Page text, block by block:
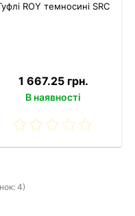
ROY темносині SRC
1 667.25 грн.
В наявності
4)